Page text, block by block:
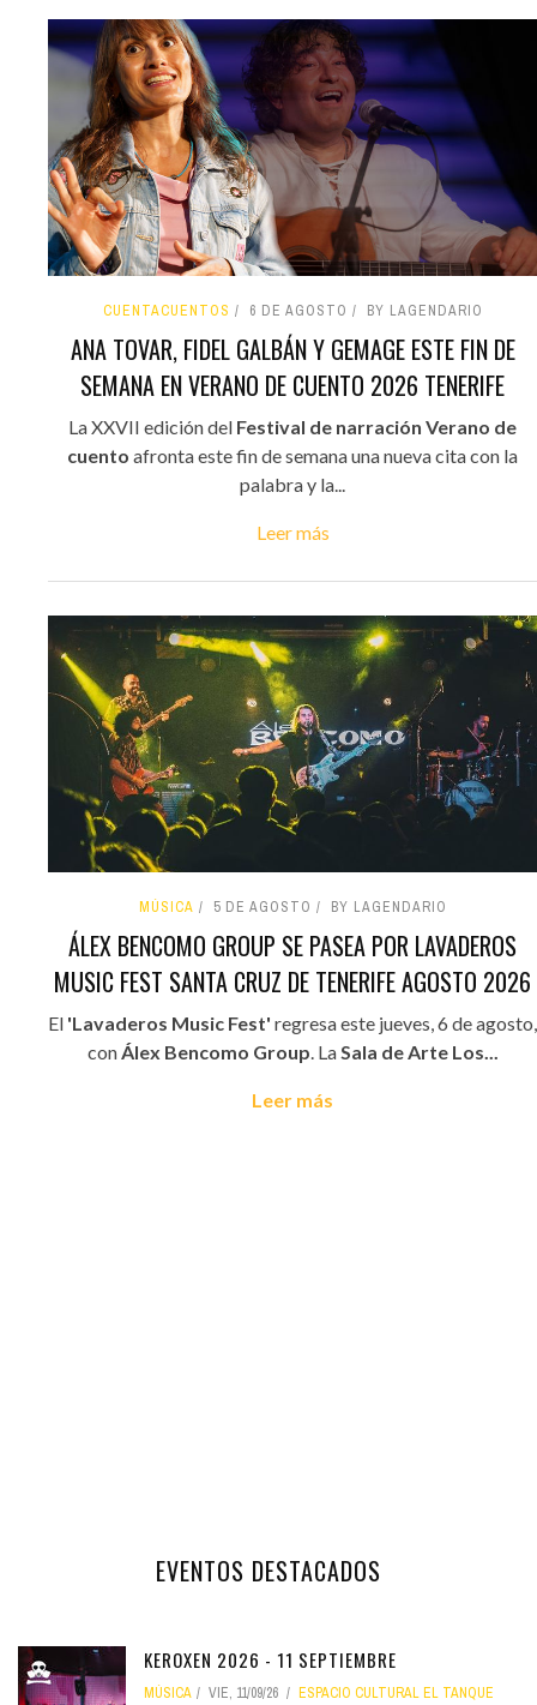
CUENTACUENTOS 6 DE AGOSTO BY LAGENDARIO
ANA TOVAR, FIDEL GALBÁN Y GEMAGE ESTE FIN DE
SEMANA EN VERANO DE CUENTO 2026 TENERIFE
La XXVII edición del Festival de narración Verano de
cuento afronta este fin de semana una nueva cita con la
palabra y la...
Leer más
MÚSICA 5 DE AGOSTO BY LAGENDARIO
ÁLEX BENCOMO GROUP SE PASEA POR LAVADEROS
MUSIC FEST SANTA CRUZ DE TENERIFE AGOSTO 2026
El 'Lavaderos Music Fest' regresa este jueves, 6 de agosto,
conÁlex Bencomo Group. LaSala de Arte Los...
Leer más
EVENTOS DESTACADOS
KEROXEN 2026 - 11 SEPTIEMBRE
MÚSICA VIE, 11/09/26 ESPACIO CULTURAL EL TANQUE